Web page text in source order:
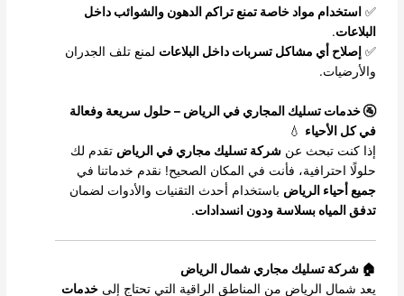
✅ استخدام مواد خاصة تمنع تراكم الدهون والشوائب داخل
البلاعات.
✅ إصلاح أي مشاكل تسربات داخل البلاعات لمنع تلف الجدران
والأرضيات.
🚰 خدمات تسليك المجاري في الرياض – حلول سريعة وفعالة
في كل الأحياء 💧
إذا كنت تبحث عنشركة تسليك مجاري في الرياض تقدم لك
حلولًا احترافية، فأنت في المكان الصحيح! نقدم خدماتنا في
جميع أحياء الرياض باستخدام أحدث التقنيات والأدوات لضمان
تدفق المياه بسلاسة ودون انسدادات.
🏠 شركة تسليك مجاري شمال الرياض
يعد شمال الرياض من المناطق الراقية التي تحتاج إلىخدمات